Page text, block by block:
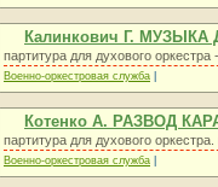
Калинкович Г.
партитура для духового оркестра -
Военно-оркестровая служба
Котенко А. РАЗВОД
партитура для духового
Военно-оркестровая служба